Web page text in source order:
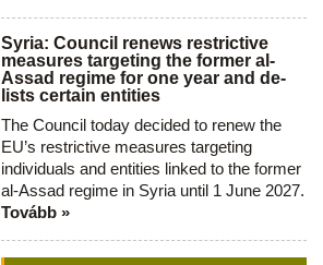
Syria: Council renews restrictive
measures targeting the former al-
Assad regime for one year and de-
lists certain entities
The Council today decided to renew the
EU’s restrictive measures targeting
individuals and entities linked to the former
al-Assad regime in Syria until 1 June 2027.
Tovább »